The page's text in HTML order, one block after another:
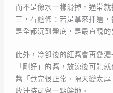
而不是像水一樣滑掉，通常
三，看麵條：若是拿來拌麵
是全都沉到盤底，是最直觀的
此外，冷卻後的紅醬會再變
「剛好」的醬，放涼後可能
醬「煮完很正常，隔天變太厚
收汁時可留一點餘地。